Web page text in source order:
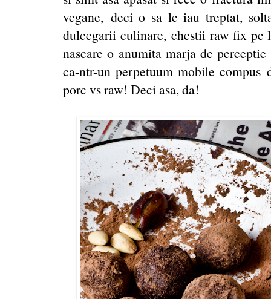
vegane, deci o sa le iau treptat,
dulcegarii culinare, chestii raw fix
nascare o anumita marja de
ca-ntr-un perpetuum mobile
porc vs raw! Deci asa, da!